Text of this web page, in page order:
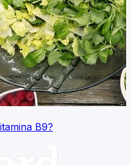
B9?